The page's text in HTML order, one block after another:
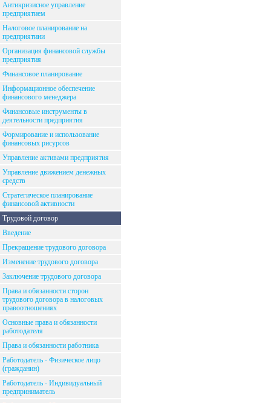
Антикризисное управление
предприятием
Налоговое планирование на
предприятиии
Организация финансовой службы
предприятия
Финансовое планирование
Информационное обеспечение
финансового менеджера
Финансовые инструменты в
деятельности предприятия
Формирование и использование
финансовых рисурсов
Управление активами предприятия
Управление движением денежных
средств
Стратегическое планирование
финансовой активности
Трудовой договор
Введение
Прекращение трудового договора
Изменение трудового договора
Заключение трудового договора
Права и обязанности сторон
трудового договора в налоговых
правоотношениях
Основные права и обязанности
работодателя
Права и обязанности работника
Работодатель - Физическое лицо
(гражданин)
Работодатель - Индивидуальный
предприниматель